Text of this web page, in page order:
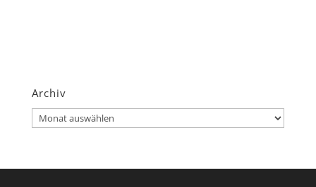
Archiv
Archiv